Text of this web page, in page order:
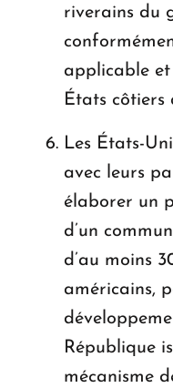
riverains du
applicable et
États côtiers
Les États-
avec leurs
élaborer un
d’un
d’au moins
américains,
République
mécanisme